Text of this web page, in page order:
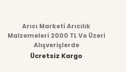
Arıcı Marketi Arıcılık
Malzemeleri 2000 TL Ve Üzeri
Alışverişlerde
Ücretsiz Kargo